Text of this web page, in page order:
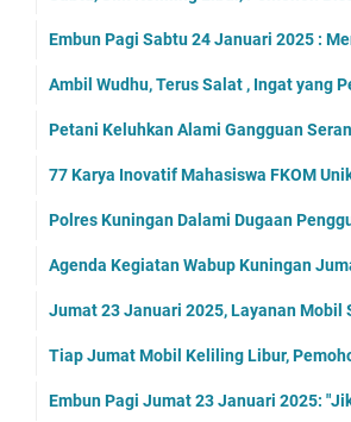
Embun Pagi Sabtu 24 Januari 2025 :
Ambil Wudhu, Terus Salat , Ingat yang
Petani Keluhkan Alami Gangguan
77 Karya Inovatif Mahasiswa FKOM
Polres Kuningan Dalami Dugaan
Agenda Kegiatan Wabup Kuningan
Jumat 23 Januari 2025, Layanan Mobil
Tiap Jumat Mobil Keliling Libur,
Embun Pagi Jumat 23 Januari 2025: